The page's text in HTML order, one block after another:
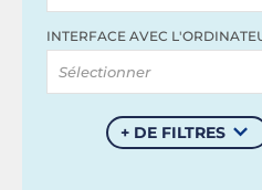
INTERFACE AVEC
Sélectionner
+ DE FILTRES